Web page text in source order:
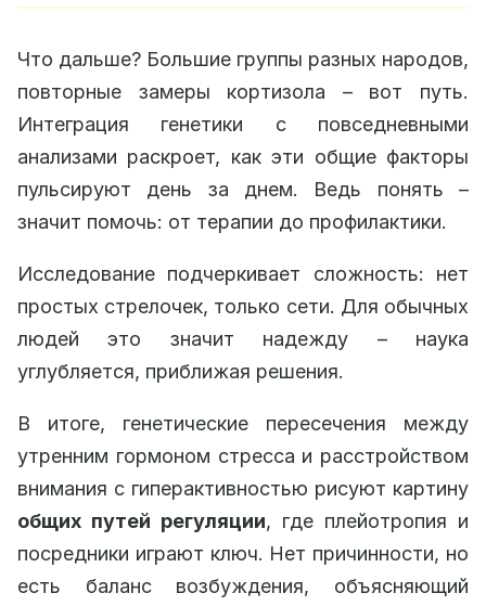
Что дальше? Большие группы разных народов,
повторные замеры кортизола – вот путь.
Интеграция генетики с повседневными
анализами раскроет, как эти общие факторы
пульсируют день за днем. Ведь понять –
значит помочь: от терапии до профилактики.
Исследование подчеркивает сложность: нет
простых стрелочек, только сети. Для обычных
людей это значит надежду – наука
углубляется, приближая решения.
В итоге, генетические пересечения между
утренним гормоном стресса и расстройством
внимания с гиперактивностью рисуют картину
общих путей регуляции, где плейотропия и
посредники играют ключ. Нет причинности, но
есть баланс возбуждения, объясняющий